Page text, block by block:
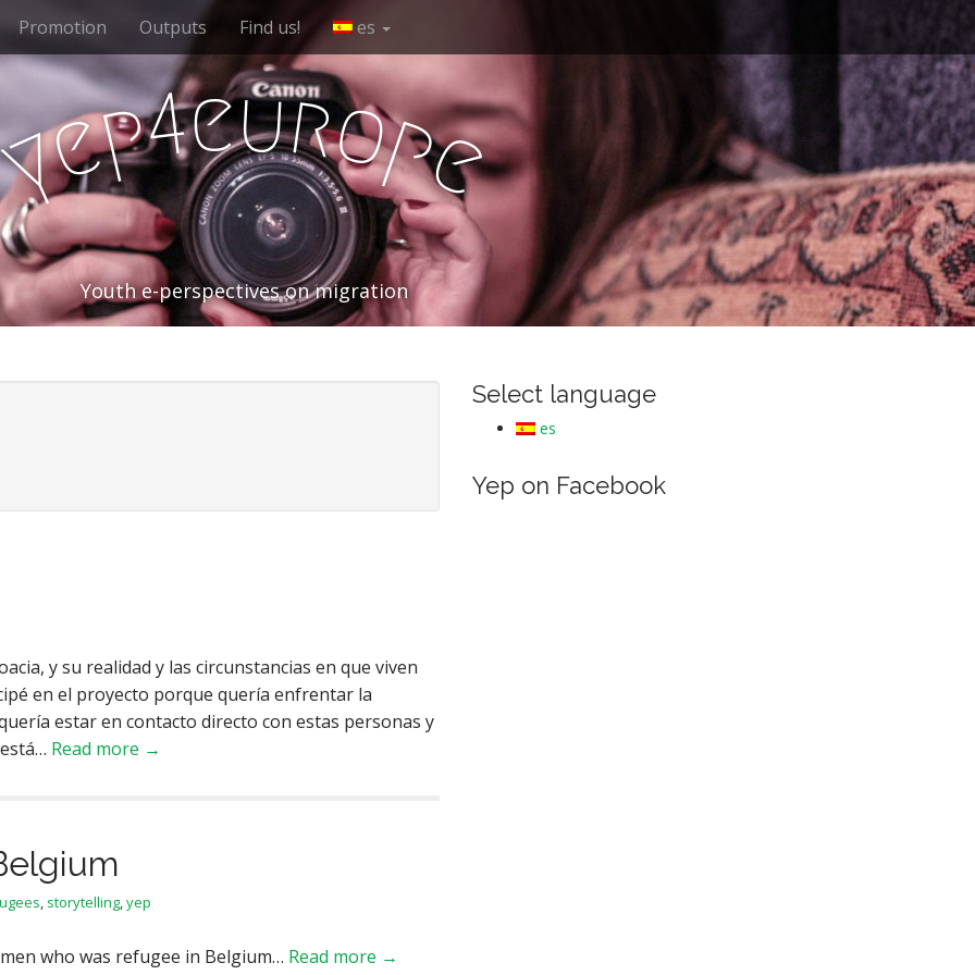
Promotion Outputs Find us! es
ep4europe
Youth e-perspectives on migration
y su realidad y las circunstancias en que viven
en el proyecto porque quería enfrentar la
estar en contacto directo con estas personas y
Read more →
, storytelling,yep
who was refugee in Belgium… Read more →
Select language
es
Yep on Facebook